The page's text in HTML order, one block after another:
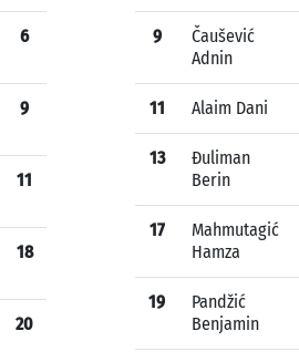
6
9
11
18
20
9
Čaušević
Adnin
11 Alaim Dani
13
Đuliman
Berin
17
Mahmutagić
Hamza
19
Pandžić
Benjamin